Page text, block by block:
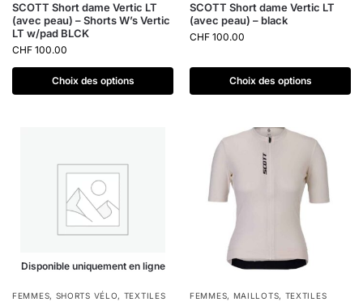
SCOTT Short dame Vertic LT
(avec peau) – Shorts W’s Vertic
LT w/pad BLCK
CHF 100.00
Choix des options
SCOTT Short dame Vertic LT
(avec peau) – black
CHF 100.00
Choix des options
Disponible uniquement en ligne
FEMMES, SHORTS VÉLO, TEXTILES FEMMES, MAILLOTS, TEXTILES